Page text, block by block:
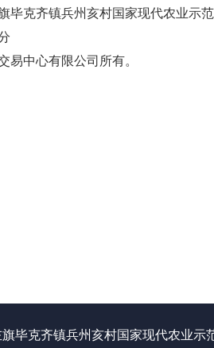
毕克齐镇兵州亥村国家现代农业示
易中心有限公司 所有。
毕克齐镇兵州亥村国家现代农业示